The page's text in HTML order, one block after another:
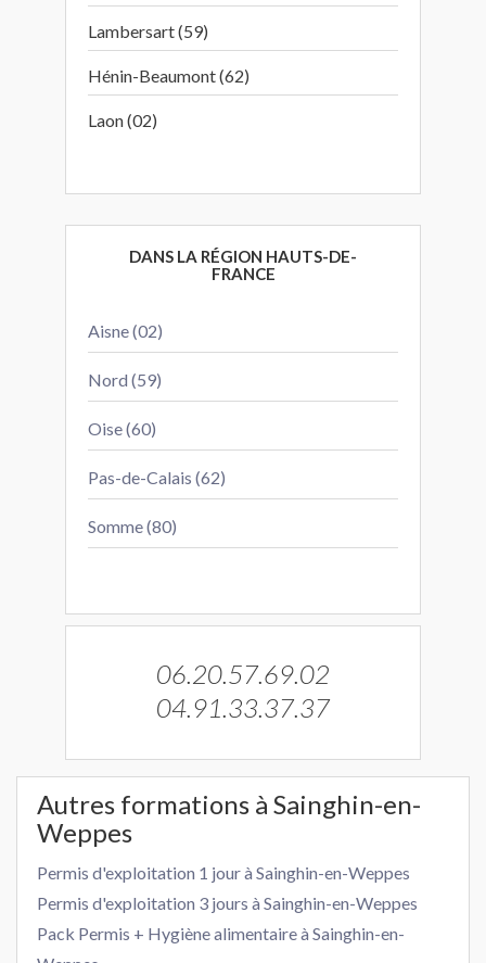
Lambersart (59)
Hénin-Beaumont (62)
Laon (02)
DANS LA RÉGION HAUTS-DE-
FRANCE
Aisne (02)
Nord (59)
Oise (60)
Pas-de-Calais (62)
Somme (80)
06.20.57.69.02
04.91.33.37.37
Autres formations à Sainghin-en-
Weppes
Permis d'exploitation 1 jour à Sainghin-en-Weppes
Permis d'exploitation 3 jours à Sainghin-en-Weppes
Pack Permis + Hygiène alimentaire à Sainghin-en-